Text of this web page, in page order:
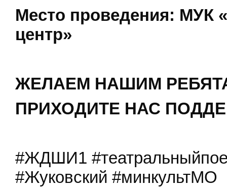
Место проведения: МУК
центр»
ЖЕЛАЕМ НАШИМ
ПРИХОДИТЕ НАС
#ЖДШИ1
#Жуковский #минкультМО